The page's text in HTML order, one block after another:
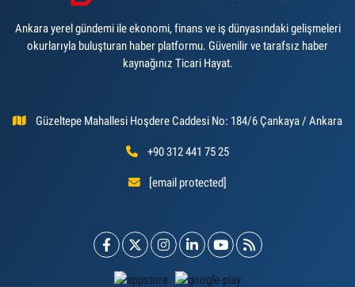
Ankara yerel gündemi ile ekonomi, finans ve iş dünyasındaki gelişmeleri
okurlarıyla buluşturan haber platformu. Güvenilir ve tarafsız haber
kaynağınız Ticari Hayat.
Güzeltepe Mahallesi Hoşdere Caddesi No: 184/6 Çankaya / Ankara
+90 312 441 75 25
[email protected]